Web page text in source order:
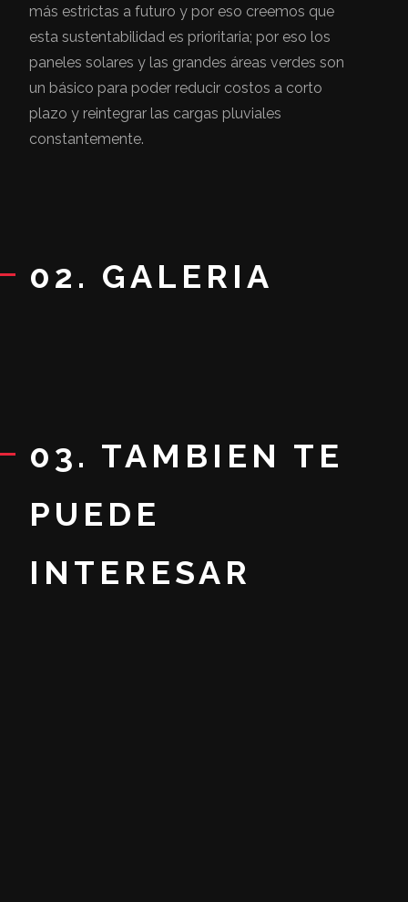
más estrictas a futuro y por eso creemos que
esta sustentabilidad es prioritaria; por eso los
paneles solares y las grandes áreas verdes son
un básico para poder reducir costos a corto
plazo y reintegrar las cargas pluviales
constantemente.
02. GALERIA
03. TAMBIEN TE
PUEDE
INTERESAR